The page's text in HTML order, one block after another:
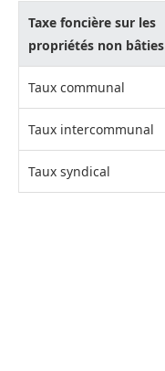
Taxe foncière sur les
propriétés non bâties
Taux communal
Taux intercommunal
Taux syndical